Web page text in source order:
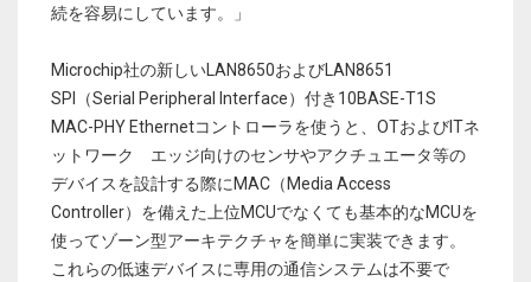
続を容易にしています。」
Microchip社の新しいLAN8650およびLAN8651
SPI（Serial Peripheral Interface）付き10BASE-T1S
MAC-PHY Ethernetコントローラを使うと、OTおよびITネ
ットワーク エッジ向けのセンサやアクチュエータ等の
デバイスを設計する際にMAC（Media Access
Controller）を備えた上位MCUでなくても基本的なMCUを
使ってゾーン型アーキテクチャを簡単に実装できます。
これらの低速デバイスに専用の通信システムは不要で